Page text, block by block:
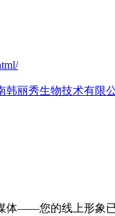
丽秀生物技术有限
——您的线上形象